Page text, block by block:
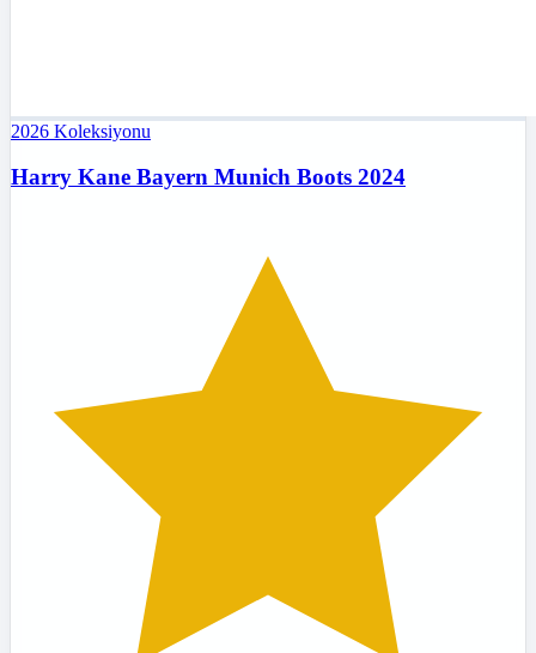
2026 Koleksiyonu
Harry Kane Bayern Munich Boots 2024